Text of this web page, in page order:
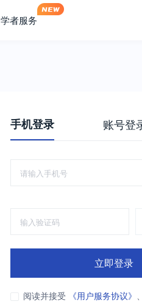
学者服务
手机登录 账号登
立即登录
阅读并接受 《用户服务协议》 、